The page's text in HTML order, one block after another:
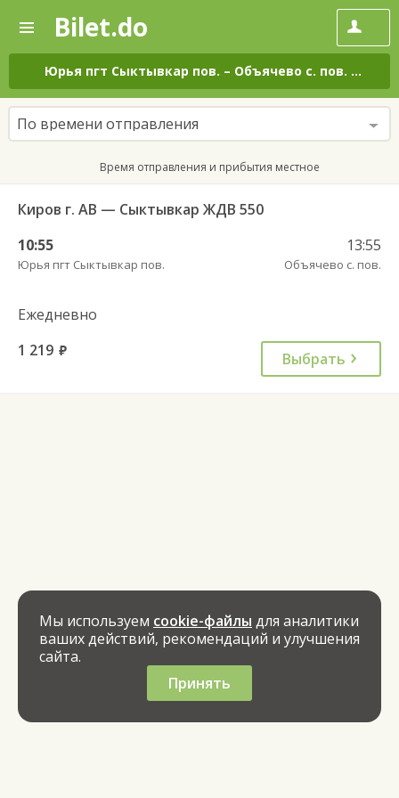
—
Поиск
и
покупка
билетов
на
автобус
онлайн
Bilet.do
Юрья пгт Сыктывкар пов. – Объячево с. пов. на
По времени отправления
Время отправления и прибытия местное
Киров г. АВ — Сыктывкар ЖДВ 550
10:55
Юрья пгт Сыктывкар пов.
13:55
Объячево с. пов.
Ежедневно
1 219 руб. Выбрать
Мы используем cookie-файлы для аналитики
ваших действий, рекомендаций и улучшения
сайта.
Принять